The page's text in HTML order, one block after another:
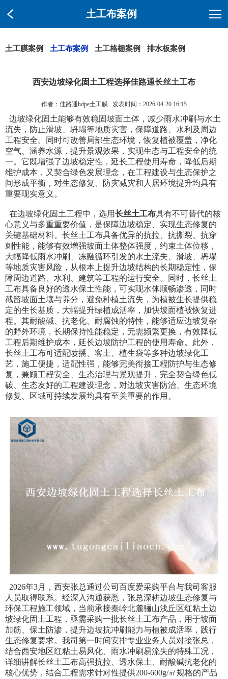
土工布案例
土工膜案例 土工布案例 土工格栅案例 排水板案例
西安边坡绿化固土工程选择佳路通长丝土工布
作者：佳路通hdpe土工膜 发表时间：2026-04-20 16:15
边坡绿化固土能够有效稳固坡面土体，减少雨水冲刷与水土
流失，防止滑坡、坍塌等地质灾害，保障道路、水利及周边
工程安全。同时可改善局部生态环境，恢复植被覆盖，净化
空气、涵养水源，提升景观效果，实现生态与工程安全的统
一。它既增强了边坡稳定性，延长工程使用寿命，降低后期
维护成本，又契合绿色发展理念，在工程建设与生态保护之
间形成平衡，对生态修复、防灾减灾和人居环境提升均具有
重要现实意义。
在边坡绿化固土工程中，选用长丝土工布具有不可替代的核
心意义与多重重要价值，是保障边坡稳定、实现生态修复的
关键基础材料。长丝土工布具备优异的抗拉、抗撕裂、抗穿
刺性能，能够有效增强坡面土体整体强度，约束土体位移，
大幅降低雨水冲刷、冻融循环引发的水土流失、滑坡、坍塌
等地质灾害风险，从根本上提升边坡结构的长期稳定性，保
障周边道路、水利、建筑等工程的运行安全。同时，长丝土
工布具备良好的透水保土性能，可实现水体顺畅渗透，同时
截留坡面土壤与养分，避免种植土流失，为植被生长提供稳
定的生长基质，大幅提升绿植成活率，加快坡面植被恢复进
程。其耐酸碱、抗老化、耐腐蚀的特性，能够适应边坡复杂
的野外环境，长期保持性能稳定，无需频繁更换，有效降低
工程后期维护成本，延长边坡防护工程的使用寿命。此外，
长丝土工布可适配喷播、客土、植生袋等多种边坡绿化工
艺，施工便捷，适配性强，能够完美衔接工程防护与生态修
复，兼顾工程安全、生态治理与景观提升，完全契合绿色低
碳、生态友好的工程建设理念，对边坡灾害防治、生态环境
修复、区域可持续发展均具有至关重要的作用。
2026年3月，西安张总通过公司百度爱采购平台与我司客服
人员取得联系。经深入沟通获悉，张总深耕边坡生态修复与
环保工程施工领域，当前承接秦岭北麓骊山浅丘区红粘土边
坡绿化固土工程，亟需采购一批长丝土工布产品，用于坡面
加筋、保土防渗，提升边坡抗冲刷能力与植被成活率，践行
生态修复要求。我司第一时间安排专业业务人员对接张总，
结合西安地区红粘土易风化、雨水冲刷易流失的特殊工况，
详细讲解长丝土工布高强抗拉、透水保土、耐酸碱抗老化的
核心优势，结合工程需求针对性提供200-600g/㎡规格的产品